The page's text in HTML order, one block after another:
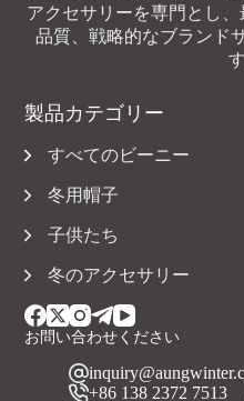
アクセサリーを専門とし
品質、戦略的なブランド
お問い合わせください
+86 138 2372 7513
製品カテゴリー
すべてのビーニー
冬用帽子
子供たち
冬のアクセサリー